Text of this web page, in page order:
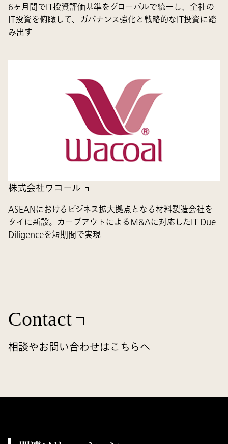
6ヶ月間でIT投資評価基準をグローバルで統一し、全社の
IT投資を俯瞰して、ガバナンス強化と戦略的なIT投資に踏
み出す
株式会社ワコール
ASEANにおけるビジネス拡大拠点となる材料製造会社を
タイに新設。カーブアウトによるM&Aに対応したIT Due
Diligenceを短期間で実現
Contact
相談やお問い合わせはこちらへ